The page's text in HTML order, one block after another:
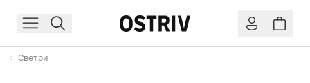
Светри